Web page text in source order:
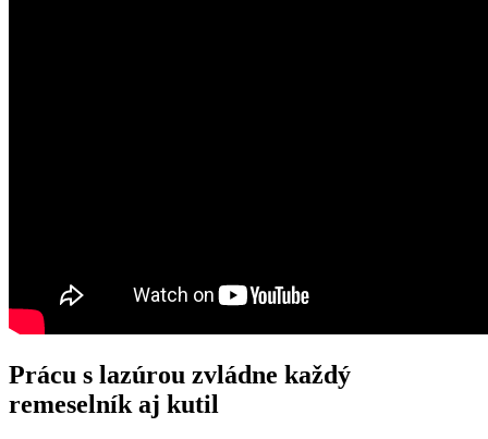
​Prácu s lazúrou zvládne každý
remeselník aj kutil